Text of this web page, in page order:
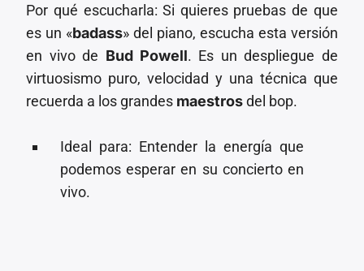
Por qué escucharla: Si quieres pruebas de que
es un «badass» del piano, escucha esta versión
en vivo de Bud Powell. Es un despliegue de
virtuosismo puro, velocidad y una técnica que
recuerda a los grandes maestrosdel bop.
⁠Ideal para: Entender la energía que
podemos esperar en su concierto en
vivo.